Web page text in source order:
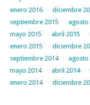
enero 2016
diciembre
septiembre 2015
agosto
mayo 2015
abril 2015
enero 2015
diciembre
septiembre 2014
agosto
mayo 2014
abril 2014
enero 2014
diciembre